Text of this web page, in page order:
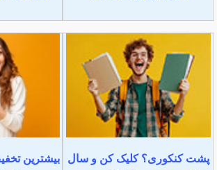
پشت کنکوری؟ کلیک کن و سال
بیشترین